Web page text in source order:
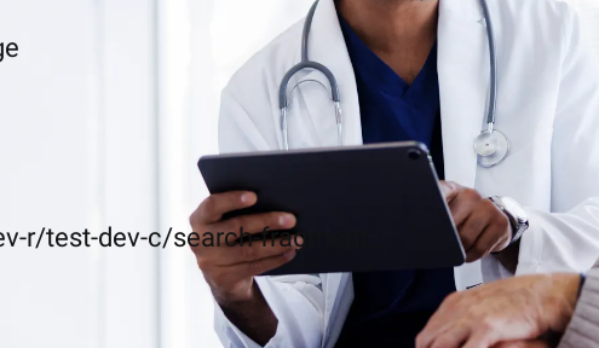
r/test-dev-c/search-fragment